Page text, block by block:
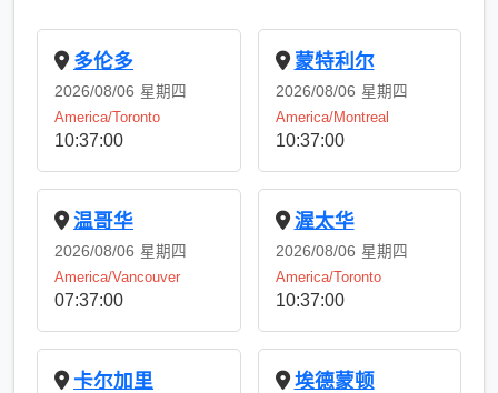
多伦多
2026/08/06 星期四
America/Toronto
10:37:00
蒙特利尔
2026/08/06 星期四
America/Montreal
10:37:00
温哥华
2026/08/06 星期四
America/Vancouver
07:37:00
渥太华
2026/08/06 星期四
America/Toronto
10:37:00
卡尔加里 埃德蒙顿